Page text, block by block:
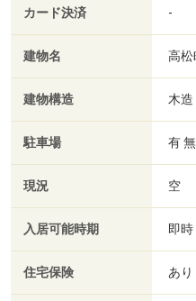
カード決済 -
建物名 高
建物構造 木造
駐車場 有
現況 空
入居可能時期 即時
住宅保険 あり